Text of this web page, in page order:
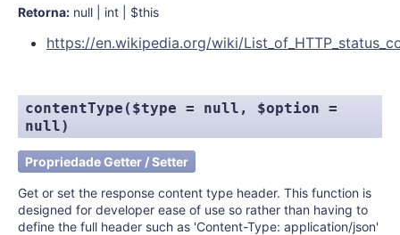
Retorna: null | int | $this
https://en.wikipedia.org/wiki/
contentType($type = null, $option =
null)
Propriedade Getter / Setter
Get or set the response content type header. This function is
designed for developer ease of use so rather than having to
define the full header such as 'Content-Type: application/json'